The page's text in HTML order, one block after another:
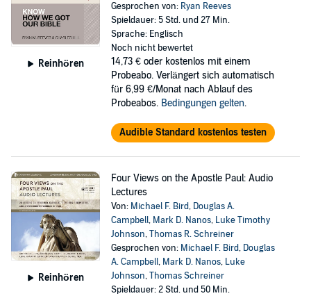
Reinhören
Gesprochen von: Ryan Reeves
Spieldauer: 5 Std. und 27 Min.
Sprache: Englisch
Noch nicht bewertet
14,73 € oder kostenlos mit einem
Probeabo. Verlängert sich automatisch
für 6,99 €/Monat nach Ablauf des
Probeabos. Bedingungen gelten.
Audible Standard kostenlos testen
Reinhören
Four Views on the Apostle Paul: Audio
Lectures
Von: Michael F. Bird, Douglas A.
Campbell, Mark D. Nanos, Luke Timothy
Johnson,Thomas R. Schreiner
Gesprochen von: Michael F. Bird, Douglas
A. Campbell, Mark D. Nanos, Luke
Johnson,Thomas Schreiner
Spieldauer: 2 Std. und 50 Min.